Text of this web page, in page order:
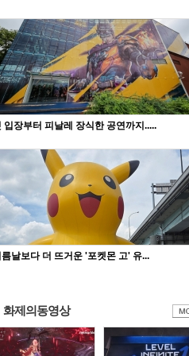
입장부터 피날레 장식한 공연까지.....
날보다 더 뜨거운 '포켓몬 고' 유...
화제의동영상